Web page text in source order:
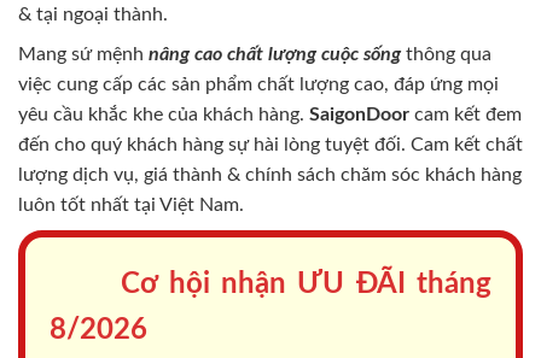
& tại ngoại thành.
Mang sứ mệnh nâng cao chất lượng cuộc sốngthông qua
việc cung cấp các sản phẩm chất lượng cao, đáp ứng mọi
yêu cầu khắc khe của khách hàng. SaigonDoor cam kết đem
đến cho quý khách hàng sự hài lòng tuyệt đối. Cam kết chất
lượng dịch vụ, giá thành & chính sách chăm sóc khách hàng
luôn tốt nhất tại Việt Nam.
Cơ hội nhận ƯU ĐÃI tháng
8/2026